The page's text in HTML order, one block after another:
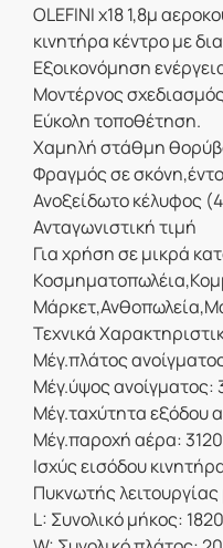
OLEFINIx18 1,8μ
κινητήρα κέντρο με
Εξοικονόμηση
Μοντέρνος
Εύκολη τοποθέτηση.
Χαμηλή στάθμη
Φραγμός σε
Ανοξείδωτο κέλυφος
Ανταγωνιστική τιμή
Για χρήση σε μικρά
Τεχνικά
Μέγ.πλάτος
Μέγ.ύψος ανοίγματος:
Μέγ.ταχύτητα εξόδου
Μέγ.παροχή αέρα:
Ισχύς εισόδου
Πυκνωτής
L: Συνολικό μήκος: